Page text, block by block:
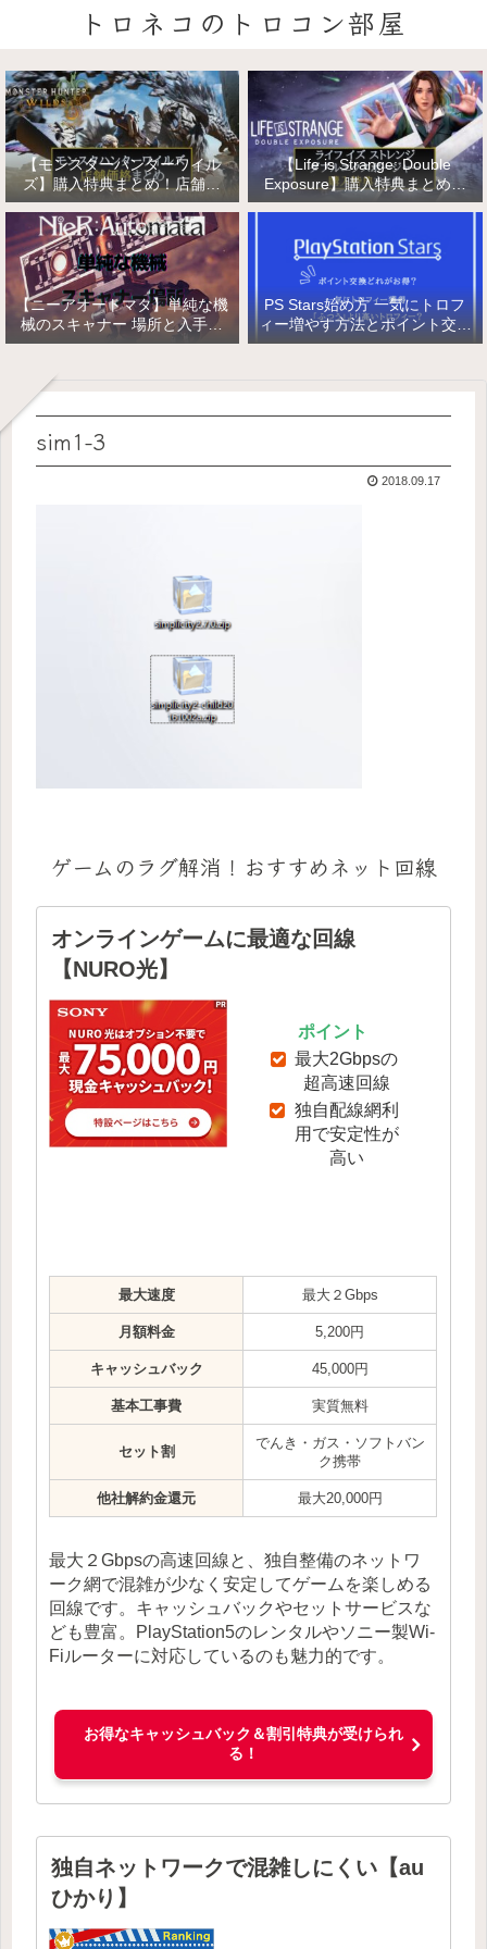
トロネコのトロコン部屋
【モンスターハンターワイル
ズ】購入特典まとめ！店舗特
典・店舗価格比較！
【Life is Strange: Double
Exposure】購入特典まとめ！
店舗特典・店舗価格比較！ライ
スポージャー
【ニーアオートマタ】単純な機
械のスキャナー 場所と入手方
法/複雑な機械と精巧な機械の
PS Stars始め方 一気にトロフ
ィー増やす方法とポイント交換
【PlayStation Stars】
sim1-3
2018.09.17
ゲームのラグ解消！おすすめネット回線
オンラインゲームに最適な回線
【NURO光】
ポイント
最大2Gbpsの
超高速回線
独自配線網利
用で安定性が
高い
最大速度 最大２Gbps
月額料金 5,200円
キャッシュバック 45,000円
基本工事費 実質無料
セット割
でんき・ガス・ソフトバン
ク携帯
他社解約金還元 最大20,000円
最大２Gbpsの高速回線と、独自整備のネットワ
ーク網で混雑が少なく安定してゲームを楽しめる
回線です。キャッシュバックやセットサービスな
ども豊富。PlayStation5のレンタルやソニー製Wi-
Fiルーターに対応しているのも魅力的です。
お得なキャッシュバック＆割引特典が受けられ
る！
独自ネットワークで混雑しにくい【au
ひかり】